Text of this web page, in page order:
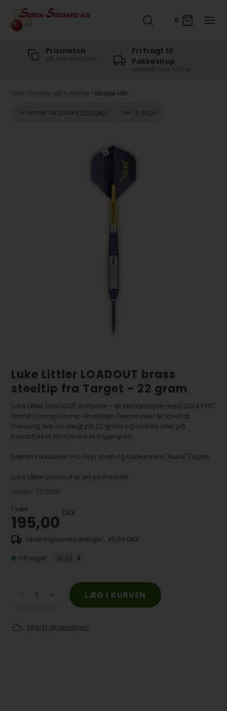
0
Prismatch
på alle produkter
Fri fragt til
Pakkeshop
ved køb over 500 kr
DART Dartpile stål & tilbehør Dartpile stål
Vi sender din pakke imorgen Lev. 2 dage
Luke Littler LOADOUT brass
steeltip fra Target - 22 gram
Luke Littler LOADOUT dartpilen - et samarbejde med 2024 PDC
World Championship-finalisten. Denne piler er lavet af
messing, har en vægt på 22 gram og radiale riller på
bundstykket for forbedret fingergreb.
Sættet inkluderer Pro Grip Shaft og fuldes med "Nuke" Flights.
Luke Littler Loadout er en pil med stil.
Varenr.: T170001
1 sæt
195,00 DKK
45,00 DKK
På lager
VEJLE: 3
- +
Tilføj til Ønskeskyen